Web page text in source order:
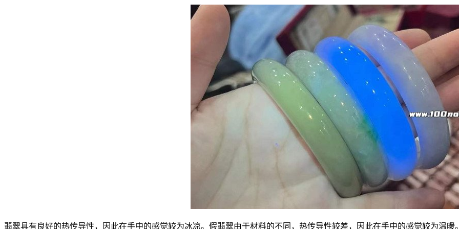
翡翠具有良好的热传导性，因此在手中的感觉较为冰凉。假翡翠由于材料的不同，热传导性较差，因此在手中的感觉较为温暖